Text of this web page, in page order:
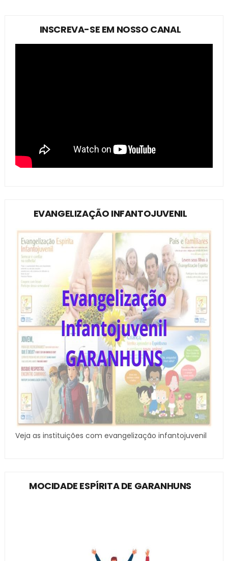
INSCREVA-SE EM NOSSO CANAL
EVANGELIZAÇÃO INFANTOJUVENIL
Veja as instituições com evangelização infantojuvenil
MOCIDADE ESPÍRITA DE GARANHUNS